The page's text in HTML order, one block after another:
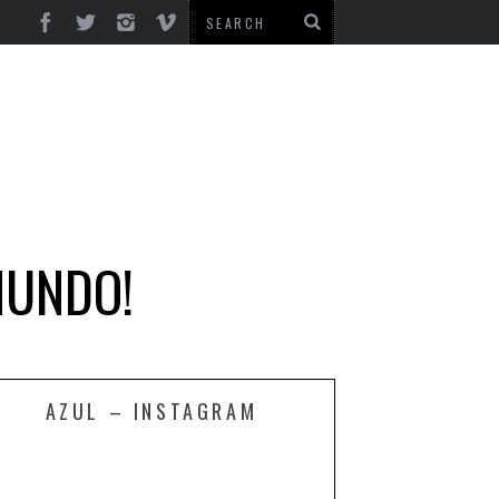
AZUL – INSTAGRAM